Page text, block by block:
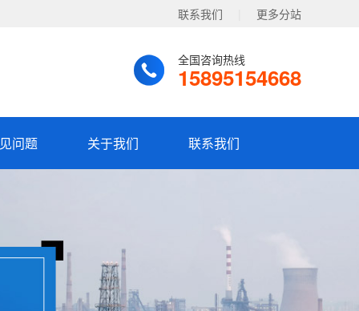
联系我们 更多分站
全国咨询热线
15895154668
问题 关于我们 联系我们